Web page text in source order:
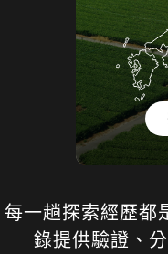
每一趟探索經歷都
錄提供驗證、